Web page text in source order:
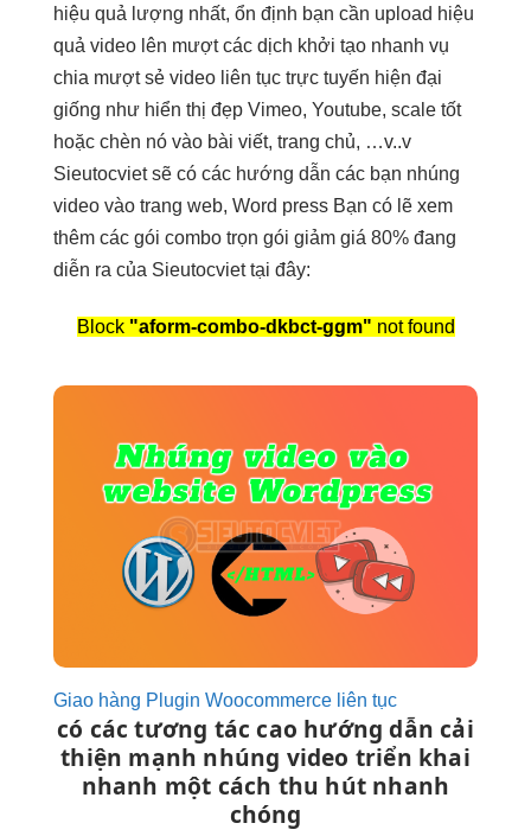
hiệu quả lượng nhất, ổn định bạn cần upload hiệu
quả video lên mượtcác dịch khởi tạo nhanh vụ
chia mượtsẻ video liên tục trực tuyến hiện đại
giống như hiển thị đẹp Vimeo, Youtube, scale tốt
hoặc chèn nó vào bài viết, trang chủ, …v..v
Sieutocviet sẽ có các hướng dẫn các bạn nhúng
video vào trang web, Word press Bạn có lẽ xem
thêm các gói combo trọn gói giảm giá 80% đang
diễn ra của Sieutocviet tại đây:
Block "aform-combo-dkbct-ggm" not found
Giao hàng Plugin Woocommerce liên tục
có cáctương tác cao hướng dẫncải
thiện mạnh nhúng video triển khai
nhanh một cách thu hút nhanh
chóng